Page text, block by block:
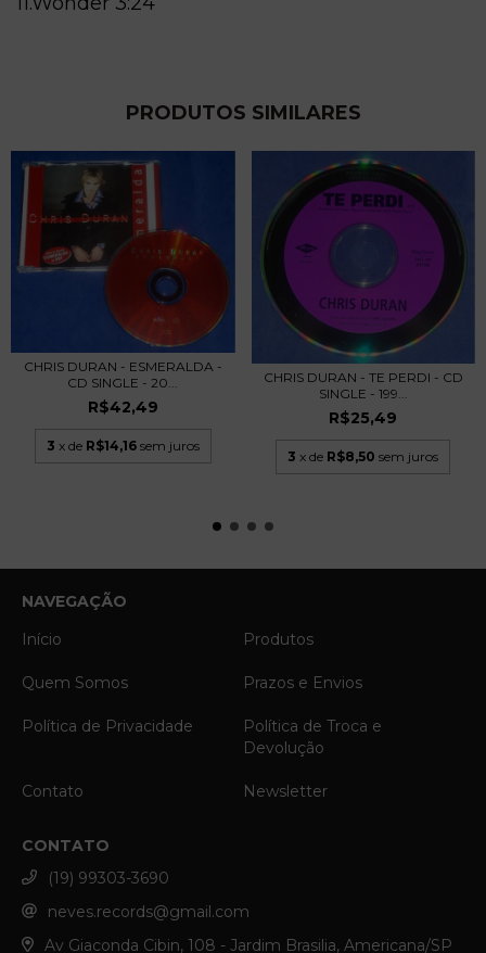
PRODUTOS SIMILARES
CHRIS DURAN - ESMERALDA -
CD SINGLE - 20...
R$42,49
3 x de R$14,16 sem juros
CHRIS DURAN - TE PERDI - CD
SINGLE - 199...
R$25,49
3 x de R$8,50 sem juros
NAVEGAÇÃO
Início
Produtos
Quem Somos Prazos e Envios
Política de Privacidade
Política de Troca e
Devolução
Contato Newsletter
CONTATO
(19) 99303-3690
neves.records@gmail.com
Av Giaconda Cibin, 108 - Jardim Brasilia, Americana/SP